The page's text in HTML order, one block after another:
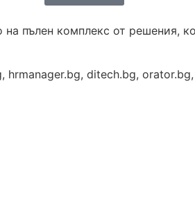
пълен комплекс от решения,
ditech.bg,